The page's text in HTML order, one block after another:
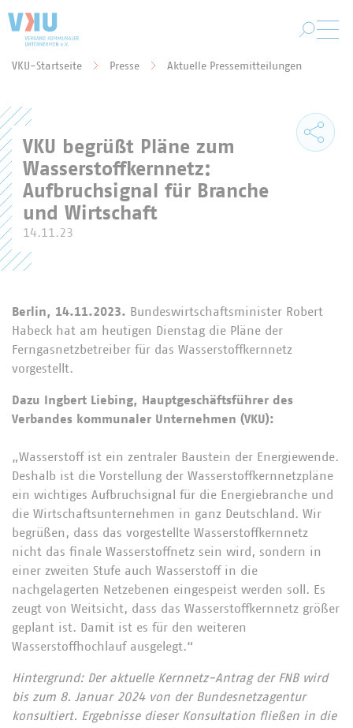
VKU-Startseite Presse Aktuelle Pressemitteilungen
VKU begrüßt Pläne zum
Wasserstoffkernnetz:
Aufbruchsignal für Branche
und Wirtschaft
14.11.23
Berlin, 14.11.2023. Bundeswirtschaftsminister Robert
Habeck hat am heutigen Dienstag die Pläne der
Ferngasnetzbetreiber für das Wasserstoffkernnetz
vorgestellt.
Dazu Ingbert Liebing, Hauptgeschäftsführer des
Verbandes kommunaler Unternehmen (VKU):
„Wasserstoff ist ein zentraler Baustein der Energiewende.
Deshalb ist die Vorstellung der Wasserstoffkernnetzpläne
ein wichtiges Aufbruchsignal für die Energiebranche und
die Wirtschaftsunternehmen in ganz Deutschland. Wir
begrüßen, dass das vorgestellte Wasserstoffkernnetz
nicht das finale Wasserstoffnetz sein wird, sondern in
einer zweiten Stufe auch Wasserstoff in die
nachgelagerten Netzebenen eingespeist werden soll. Es
zeugt von Weitsicht, dass das Wasserstoffkernnetz größer
geplant ist. Damit ist es für den weiteren
Wasserstoffhochlauf ausgelegt.“
Hintergrund: Der aktuelle Kernnetz-Antrag der FNB wird
bis zum 8. Januar 2024 von der Bundesnetzagentur
konsultiert. Ergebnisse dieser Konsultation fließen in die